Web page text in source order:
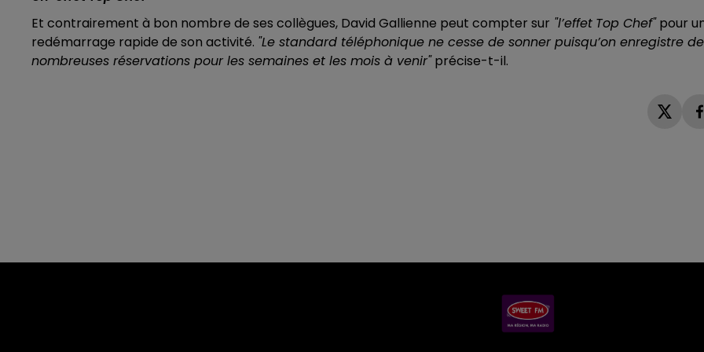
Et contrairement à bon nombre de ses collègues, David Gallienne peut compter sur "l’effet Top Chef"pour
redémarrage rapide de son activité. "Le standard téléphonique ne cesse de sonner puisqu’on enregistre de
nombreuses réservations pour les semaines et les mois à venir"précise-t-il.